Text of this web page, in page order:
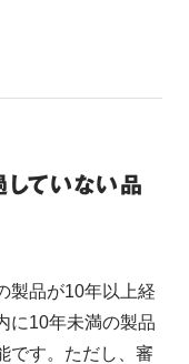
していない品
製品が10年以上経
に10年未満の製品
です。ただし、審